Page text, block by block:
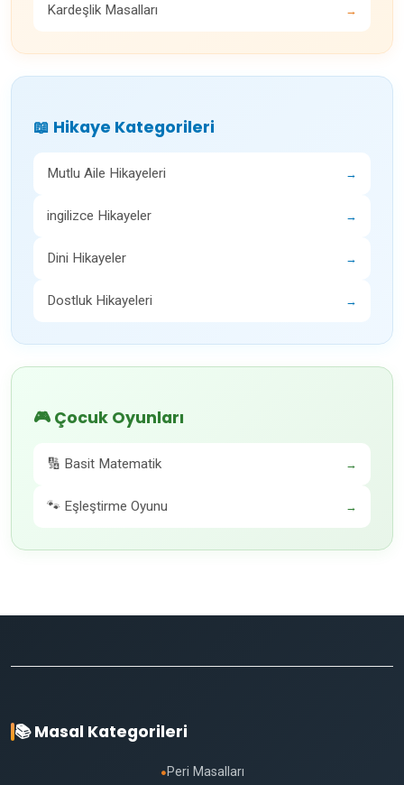
Kardeşlik Masalları →
📖 Hikaye Kategorileri
Mutlu Aile Hikayeleri →
ingilizce Hikayeler →
Dini Hikayeler →
Dostluk Hikayeleri →
🎮 Çocuk Oyunları
🔢 Basit Matematik →
🐾 Eşleştirme Oyunu →
📚 Masal Kategorileri
● Peri Masalları